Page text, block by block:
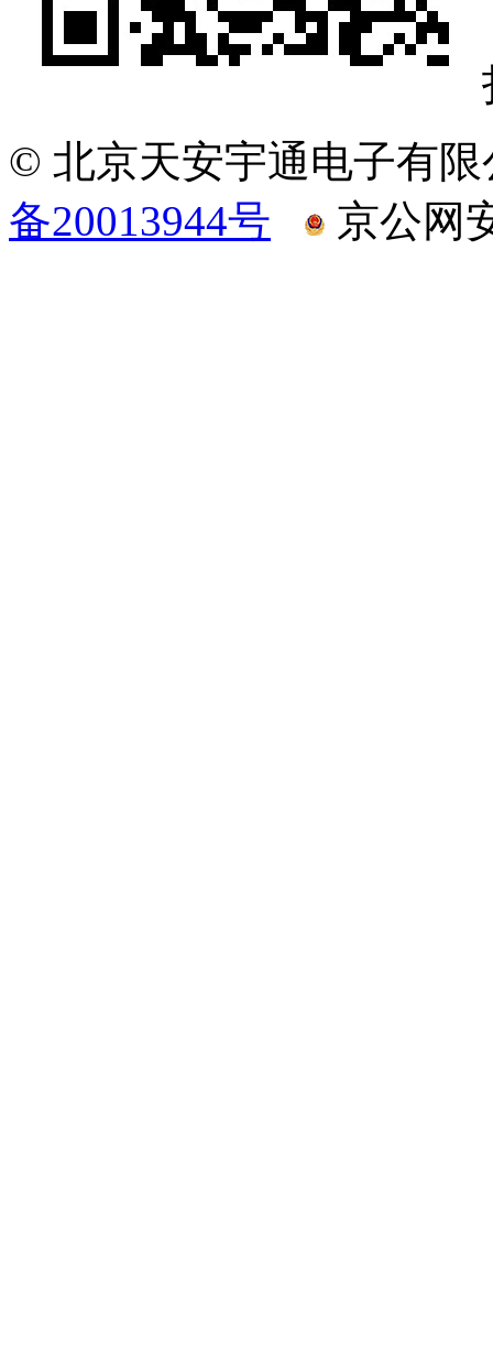
© 北京天安宇通电子有
备20013944号
京公网